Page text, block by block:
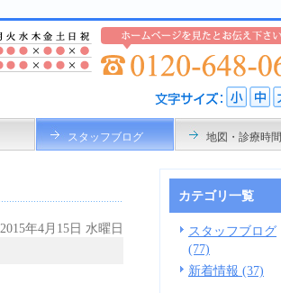
スタッフブログ 地図・診療時間
2015年4月15日 水曜日
カテゴリ一覧
スタッフブログ
(77)
新着情報 (37)